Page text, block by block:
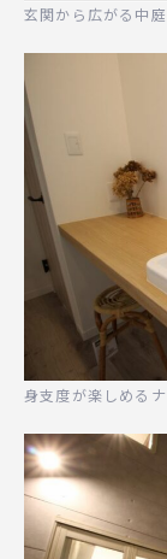
玄関から広がる中
身支度が楽しめる